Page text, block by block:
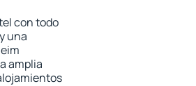
con todo
una
amplia